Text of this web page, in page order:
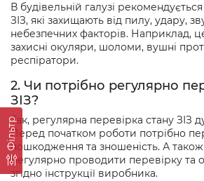
Фільтр
В будівельній галузі
ЗІЗ, які захищають від пилу, удару,
небезпечних факторів. Наприклад,
захисні окуляри, шоломи, вушні
респіратори.
2. Чи потрібно регулярно
ЗІЗ?
Так, регулярна перевірка стану ЗІЗ
Перед початком роботи потрібно
пошкодження та зношеність. А
регулярно проводити перевірку та
згідно інструкції виробника.